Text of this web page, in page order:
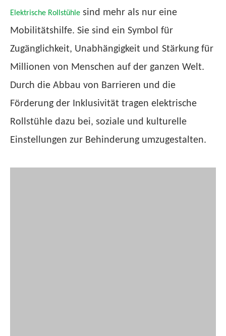
Elektrische Rollstühle sind mehr als nur eine
Mobilitätshilfe. Sie sind ein Symbol für
Zugänglichkeit, Unabhängigkeit und Stärkung für
Millionen von Menschen auf der ganzen Welt.
Durch die Abbau von Barrieren und die
Förderung der Inklusivität tragen elektrische
Rollstühle dazu bei, soziale und kulturelle
Einstellungen zur Behinderung umzugestalten.